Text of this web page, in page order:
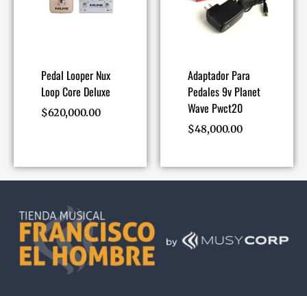
Pedal Looper Nux
Loop Core Deluxe
$620,000.00
Adaptador Para
Pedales 9v Planet
Wave Pwct20
$48,000.00